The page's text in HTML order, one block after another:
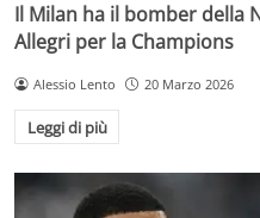
Il Milan ha il bomber della
Allegri per la Champions
Alessio Lento 20 Marzo 2026
Leggi di più